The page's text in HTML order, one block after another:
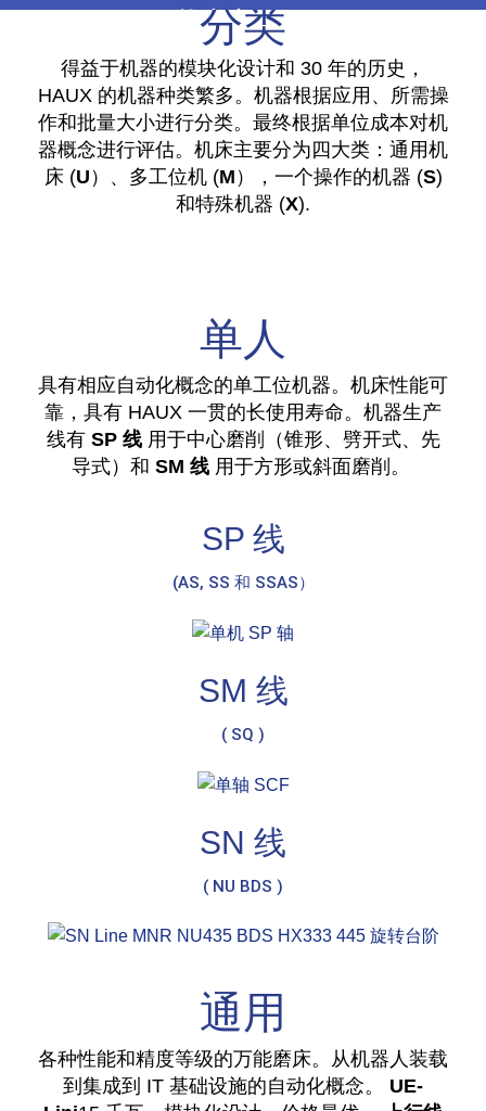
万能磨床
多条通用线路高精度专业 预算
分类
得益于机器的模块化设计和 30 年的历史，
HAUX 的机器种类繁多。机器根据应用、所需操
作和批量大小进行分类。最终根据单位成本对机
器概念进行评估。机床主要分为四大类：通用机
床 (U ）、多工位机 (M ），一个操作的机器 (S)
和特殊机器 (X).
单人
具有相应自动化概念的单工位机器。机床性能可
靠，具有 HAUX 一贯的长使用寿命。机器生产
线有 SP 线用于中心磨削（锥形、劈开式、先
导式）和 SM 线用于方形或斜面磨削。
SP 线
(AS, SS 和 SSAS）
SM 线
( SQ )
SN 线
( NU BDS )
通用
各种性能和精度等级的万能磨床。从机器人装载
到集成到 IT 基础设施的自动化概念。 UE-